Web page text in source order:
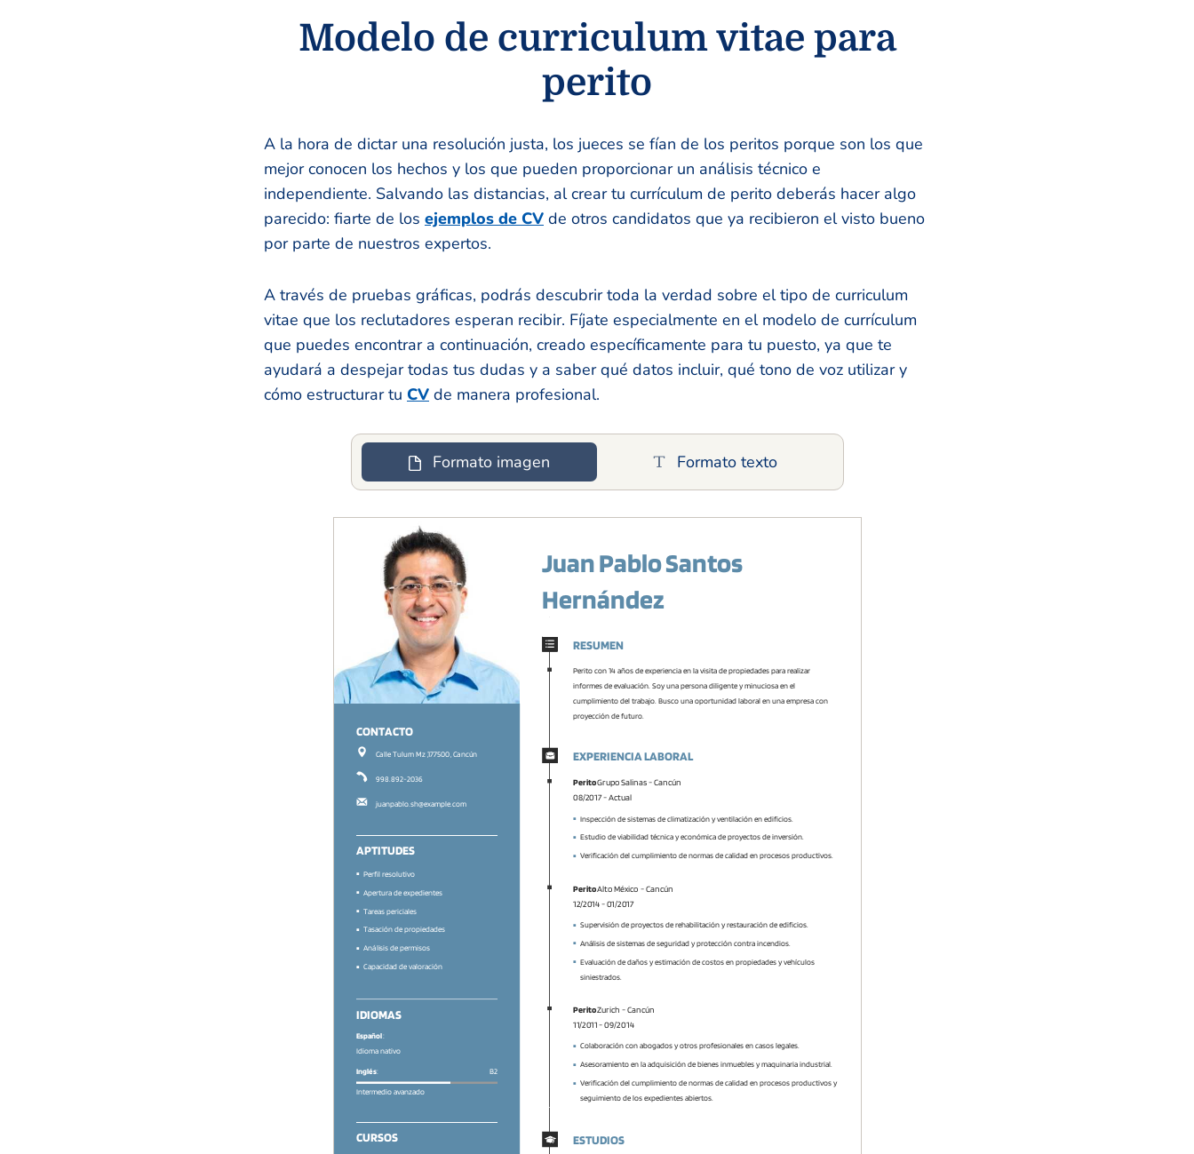
Modelo de curriculum vitae para
perito
A la hora de dictar una resolución justa, los jueces se fían de los peritos porque son los que
mejor conocen los hechos y los que pueden proporcionar un análisis técnico e
independiente. Salvando las distancias, al crear tu currículum de perito deberás hacer algo
parecido: fiarte de los ejemplos de CV de otros candidatos que ya recibieron el visto bueno
por parte de nuestros expertos.
A través de pruebas gráficas, podrás descubrir toda la verdad sobre el tipo de curriculum
vitae que los reclutadores esperan recibir. Fíjate especialmente en el modelo de currículum
que puedes encontrar a continuación, creado específicamente para tu puesto, ya que te
ayudará a despejar todas tus dudas y a saber qué datos incluir, qué tono de voz utilizar y
cómo estructurar tu CV de manera profesional.
Formato imagen Formato texto